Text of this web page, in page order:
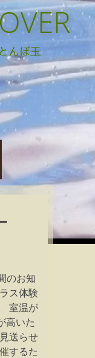
んぼ玉
のお知
ス体験
室温が
高いた
送らせ
するた